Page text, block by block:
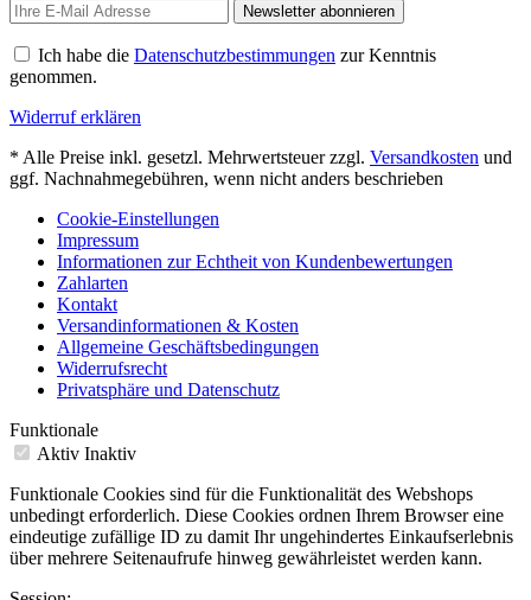
Newsletter abonnieren
Ich habe die Datenschutzbestimmungen zur Kenntnis
genommen.
Widerruf erklären
* Alle Preise inkl. gesetzl. Mehrwertsteuer zzgl. Versandkosten und
ggf. Nachnahmegebühren, wenn nicht anders beschrieben
Cookie-Einstellungen
Impressum
Informationen zur Echtheit von Kundenbewertungen
Zahlarten
Kontakt
Versandinformationen & Kosten
Allgemeine Geschäftsbedingungen
Widerrufsrecht
Privatsphäre und Datenschutz
Funktionale
Aktiv Inaktiv
Funktionale Cookies sind für die Funktionalität des Webshops
unbedingt erforderlich. Diese Cookies ordnen Ihrem Browser eine
eindeutige zufällige ID zu damit Ihr ungehindertes Einkaufserlebnis
über mehrere Seitenaufrufe hinweg gewährleistet werden kann.